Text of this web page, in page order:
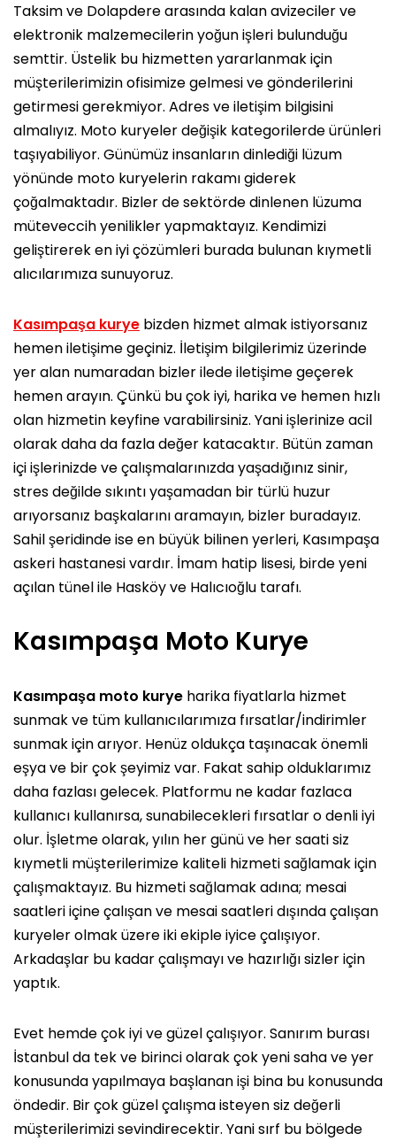
Taksim ve Dolapdere arasında kalan avizeciler ve
elektronik malzemecilerin yoğun işleri bulunduğu
semttir. Üstelik bu hizmetten yararlanmak için
müşterilerimizin ofisimize gelmesi ve gönderilerini
getirmesi gerekmiyor. Adres ve iletişim bilgisini
almalıyız. Moto kuryeler değişik kategorilerde ürünleri
taşıyabiliyor. Günümüz insanların dinlediği lüzum
yönünde moto kuryelerin rakamı giderek
çoğalmaktadır. Bizler de sektörde dinlenen lüzuma
müteveccih yenilikler yapmaktayız. Kendimizi
geliştirerek en iyi çözümleri burada bulunan kıymetli
alıcılarımıza sunuyoruz.
Kasımpaşa kurye bizden hizmet almak istiyorsanız
hemen iletişime geçiniz. İletişim bilgilerimiz üzerinde
yer alan numaradan bizler ilede iletişime geçerek
hemen arayın. Çünkü bu çok iyi, harika ve hemen hızlı
olan hizmetin keyfine varabilirsiniz. Yani işlerinize acil
olarak daha da fazla değer katacaktır. Bütün zaman
içi işlerinizde ve çalışmalarınızda yaşadığınız sinir,
stres değilde sıkıntı yaşamadan bir türlü huzur
arıyorsanız başkalarını aramayın, bizler buradayız.
Sahil şeridinde ise en büyük bilinen yerleri, Kasımpaşa
askeri hastanesi vardır. İmam hatip lisesi, birde yeni
açılan tünel ile Hasköy ve Halıcıoğlu tarafı.
Kasımpaşa Moto Kurye
Kasımpaşa moto kurye harika fiyatlarla hizmet
sunmak ve tüm kullanıcılarımıza fırsatlar/indirimler
sunmak için arıyor. Henüz oldukça taşınacak önemli
eşya ve bir çok şeyimiz var. Fakat sahip olduklarımız
daha fazlası gelecek. Platformu ne kadar fazlaca
kullanıcı kullanırsa, sunabilecekleri fırsatlar o denli iyi
olur. İşletme olarak, yılın her günü ve her saati siz
kıymetli müşterilerimize kaliteli hizmeti sağlamak için
çalışmaktayız. Bu hizmeti sağlamak adına; mesai
saatleri içine çalışan ve mesai saatleri dışında çalışan
kuryeler olmak üzere iki ekiple iyice çalışıyor.
Arkadaşlar bu kadar çalışmayı ve hazırlığı sizler için
yaptık.
Evet hemde çok iyi ve güzel çalışıyor. Sanırım burası
İstanbul da tek ve birinci olarak çok yeni saha ve yer
konusunda yapılmaya başlanan işi bina bu konusunda
öndedir. Bir çok güzel çalışma isteyen siz değerli
müşterilerimizi sevindirecektir. Yani sırf bu bölgede